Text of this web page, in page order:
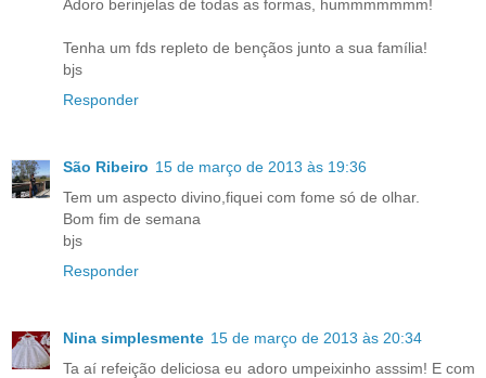
Adoro berinjelas de todas as formas, hummmmmmm!
Tenha um fds repleto de bençãos junto a sua família!
bjs
Responder
São Ribeiro 15 de março de 2013 às 19:36
Tem um aspecto divino,fiquei com fome só de olhar.
Bom fim de semana
bjs
Responder
Nina simplesmente 15 de março de 2013 às 20:34
Ta aí refeição deliciosa eu adoro umpeixinho asssim! E com